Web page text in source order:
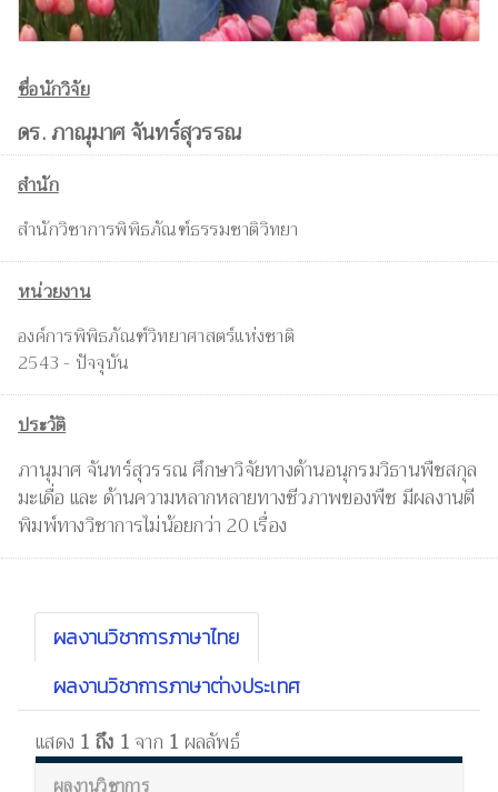
ชื่อนักวิจัย
ดร. ภาณุมาศ จันทร์สุวรรณ
สำนัก
สำนักวิชาการพิพิธภัณฑ์ธรรมชาติวิทยา
หน่วยงาน
องค์การพิพิธภัณฑ์วิทยาศาสตร์แห่งชาติ
2543 - ปัจจุบัน
ประวัติ
ภานุมาศ จันทร์สุวรรณ ศึกษาวิจัยทางด้านอนุกรมวิธานพืชสกุล
มะเดื่อ และ ด้านความหลากหลายทางชีวภาพของพืช มีผลงานตี
พิมพ์ทางวิชาการไม่น้อยกว่า 20 เรื่อง
ผลงานวิชาการภาษาไทย
ผลงานวิชาการภาษาต่างประเทศ
แสดง 1 ถึง 1จาก 1 ผลลัพธ์